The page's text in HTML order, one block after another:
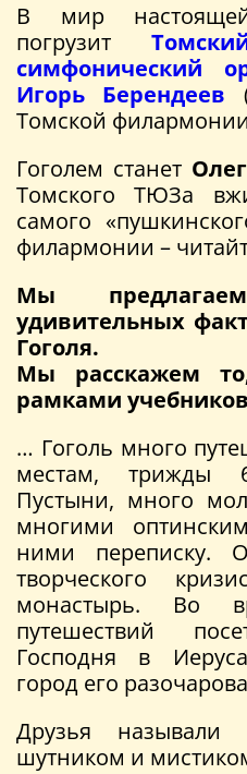
В мир
погрузит
симфонический
Игорь Берендеев
Томской
Гоголем станет
Томского ТЮЗа
самого
филармонии –
Мы
удивительных
Гоголя.
Мы расскажем
рамками
… Гоголь много
местам, трижды
Пустыни, много
многими
ними переписку.
творческого
монастырь. Во
путешествий
Господня в
город его
Друзья называли
шутником и